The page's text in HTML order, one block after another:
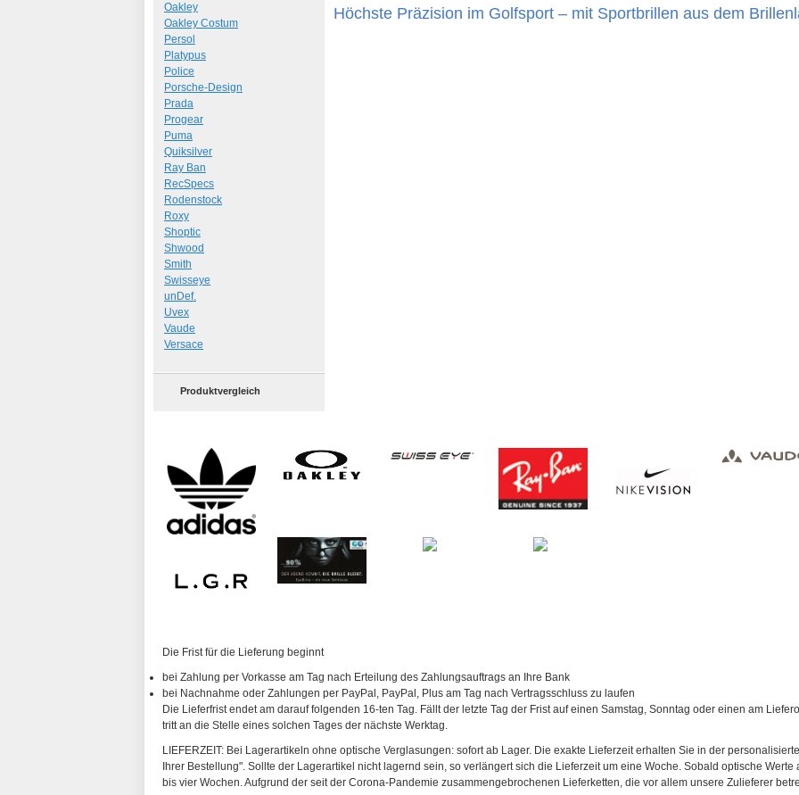
Höchste Präzision im Golfsport – mit Sportbrillen aus dem
Oakley
Oakley Costum
Persol
Platypus
Police
Porsche-Design
Prada
Progear
Puma
Quiksilver
Ray Ban
RecSpecs
Rodenstock
Roxy
Shoptic
Shwood
Smith
Swisseye
unDef.
Uvex
Vaude
Versace
Produktvergleich
Die Frist für die Lieferung beginnt
bei Zahlung per Vorkasse am Tag nach Erteilung des Zahlungsauftrags an Ihre Bank
bei Nachnahme oder Zahlungen per PayPal, PayPal, Plus am Tag nach Vertragsschluss zu laufen
Die Lieferfrist endet am darauf folgenden 16-ten Tag. Fällt der letzte Tag der Frist auf einen Samstag, Sonntag oder einen am
tritt an die Stelle eines solchen Tages der nächste Werktag.
LIEFERZEIT: Bei Lagerartikeln ohne optische Verglasungen: sofort ab Lager. Die exakte Lieferzeit erhalten Sie in der
Ihrer Bestellung". Sollte der Lagerartikel nicht lagernd sein, so verlängert sich die Lieferzeit um eine Woche. Sobald optische
bis vier Wochen. Aufgrund der seit der Corona-Pandemie zusammengebrochenen Lieferketten, die vor allem unsere Zulieferer